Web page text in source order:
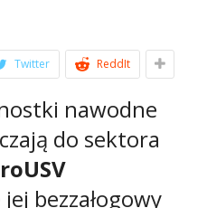
Twitter ReddIt
nawodne
do sektora
bezzałogowy